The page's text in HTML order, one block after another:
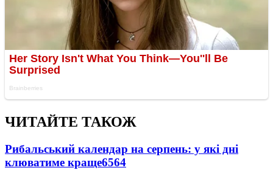
ЧИТАЙТЕ ТАКОЖ
Рибальський календар на серпень: у які дні
клюватиме краще6564